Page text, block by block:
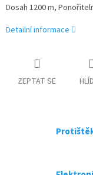
Dosah 1200 m,
Detailní informace
ZEPTAT SE